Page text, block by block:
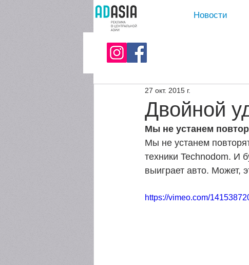
Новости
Двойной
27 окт. 2015 г.
Мы не устанем
Мы не устанем
техники Technodom. И
выиграет авто. Может,
https://vimeo.com/